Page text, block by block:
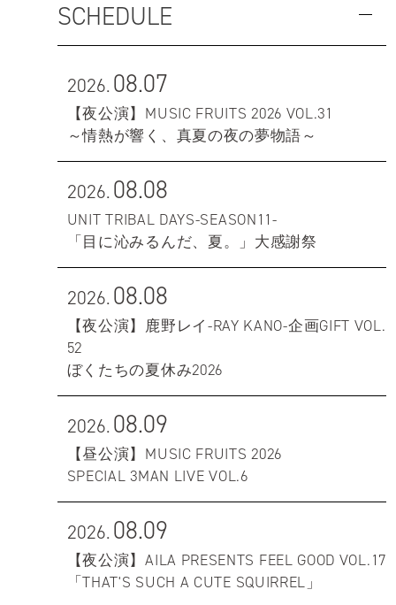
SCHEDULE
2026.08.07
【夜公演】MUSIC FRUITS 2026 VOL.31
～情熱が響く、真夏の夜の夢物語～
2026.08.08
UNIT TRIBAL DAYS-SEASON11-
「目に沁みるんだ、夏。」大感謝祭
2026.08.08
【夜公演】鹿野レイ-RAY KANO-企画GIFT VOL.
52
ぼくたちの夏休み2026
2026.08.09
【昼公演】MUSIC FRUITS 2026
SPECIAL 3MAN LIVE VOL.6
2026.08.09
【夜公演】AILA PRESENTS FEEL GOOD VOL.17
「THAT'S SUCH A CUTE SQUIRREL」